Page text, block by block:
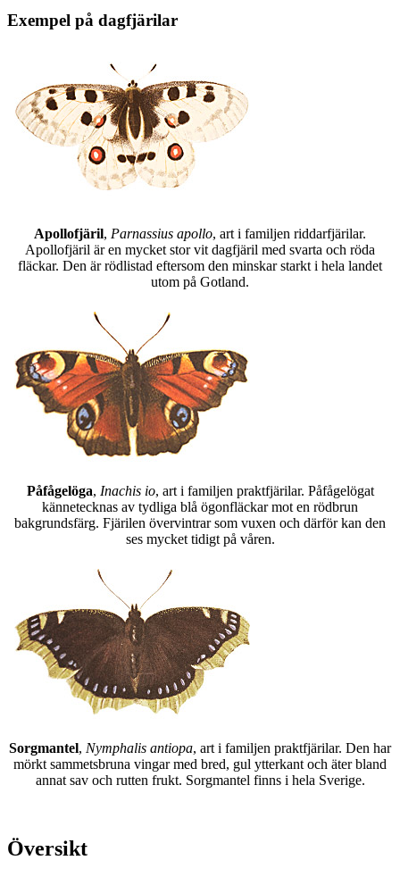
Exempel på dagfjärilar
Apollofjäril, Parnassius apollo, art i familjen riddarfjärilar.
Apollofjäril är en mycket stor vit dagfjäril med svarta och röda
fläckar. Den är rödlistad eftersom den minskar starkt i hela landet
utom på Gotland.
Påfågelöga, Inachis io, art i familjen praktfjärilar. Påfågelögat
kännetecknas av tydliga blå ögonfläckar mot en rödbrun
bakgrundsfärg. Fjärilen övervintrar som vuxen och därför kan den
ses mycket tidigt på våren.
Sorgmantel, Nymphalis antiopa, art i familjen praktfjärilar. Den har
mörkt sammetsbruna vingar med bred, gul ytterkant och äter bland
annat sav och rutten frukt. Sorgmantel finns i hela Sverige.
Översikt